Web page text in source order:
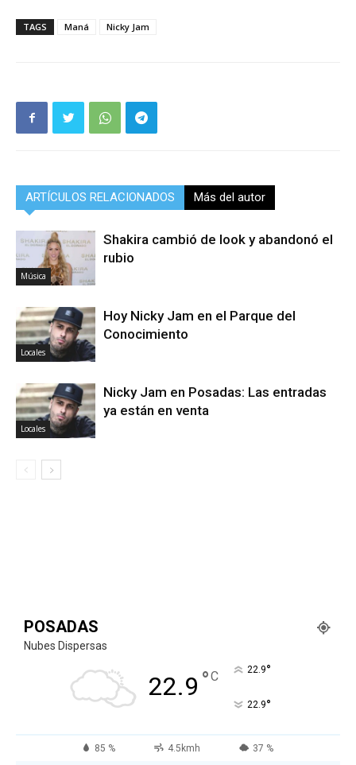
TAGS Maná Nicky Jam
ARTÍCULOS RELACIONADOS Más del autor
Música
Shakira cambió de look y abandonó el
rubio
Locales
Hoy Nicky Jam en el Parque del
Conocimiento
Locales
Nicky Jam en Posadas: Las entradas
ya están en venta
POSADAS
Nubes Dispersas
22.9 °C 22.9°
22.9°
85 % 4.5kmh 37 %